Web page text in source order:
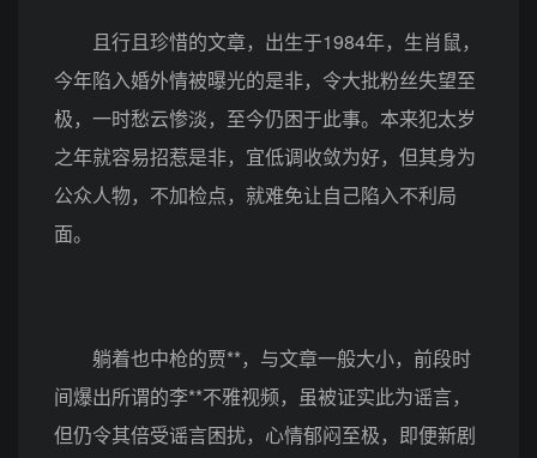
且行且珍惜的文章，出生于1984年，生肖鼠，
今年陷入婚外情被曝光的是非，令大批粉丝失望至
极，一时愁云惨淡，至今仍困于此事。本来犯太岁
之年就容易招惹是非，宜低调收敛为好，但其身为
公众人物，不加检点，就难免让自己陷入不利局
面。
躺着也中枪的贾**，与文章一般大小，前段时
间爆出所谓的李**不雅视频，虽被证实此为谣言，
但仍令其倍受谣言困扰，心情郁闷至极，即便新剧